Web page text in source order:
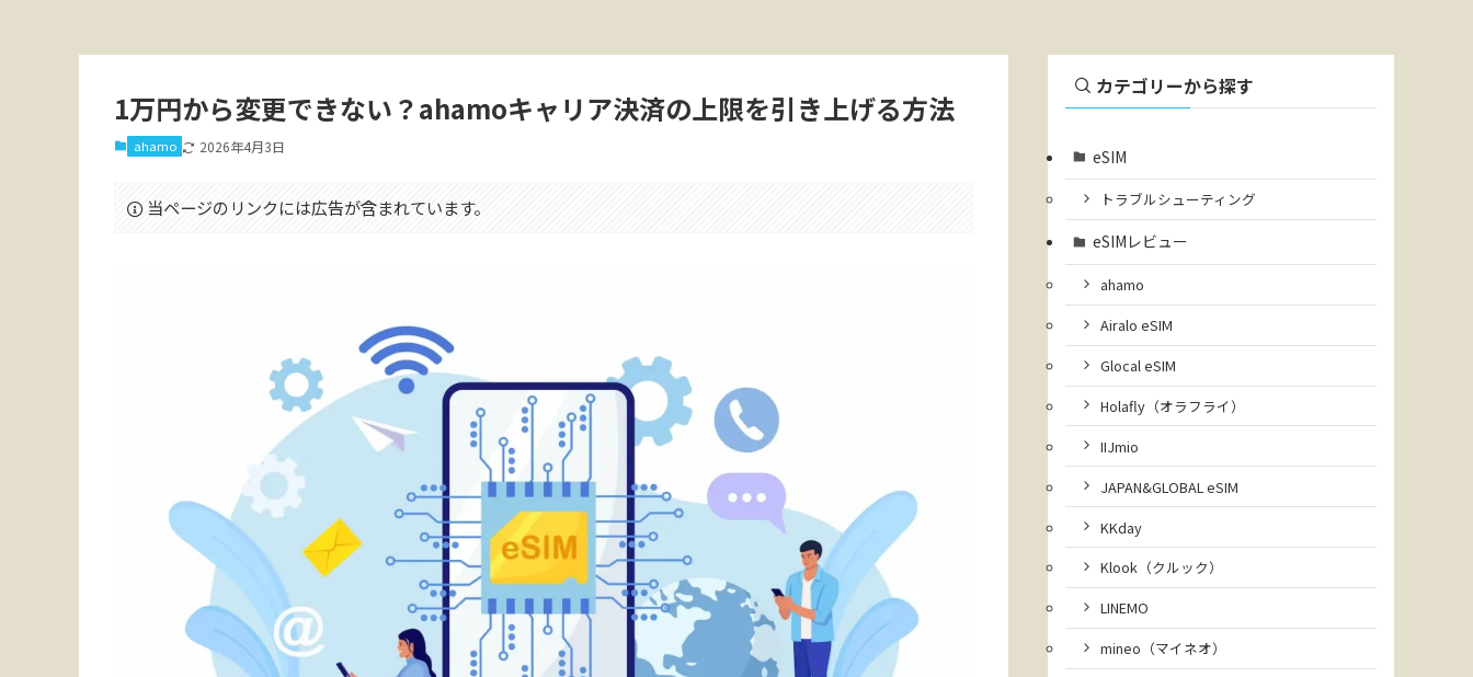
1万円から変更できない？ahamoキャリア決済の上限を引き上げる方法
ahamo 2026年4月3日
当ページのリンクには広告が含まれています。
カテゴリーから探す
eSIM
トラブルシューティング
eSIMレビュー
ahamo
Airalo eSIM
Glocal eSIM
Holafly（オラフライ）
IIJmio
JAPAN&GLOBAL eSIM
KKday
Klook（クルック）
LINEMO
mineo（マイネオ）